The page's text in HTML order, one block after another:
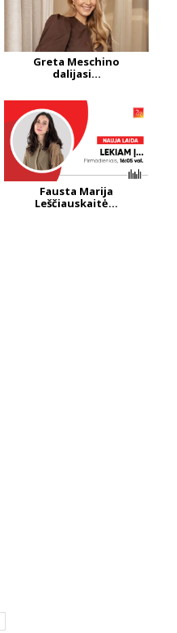
Greta Meschino
dalijasi...
Fausta Marija
Leščiauskaitė...